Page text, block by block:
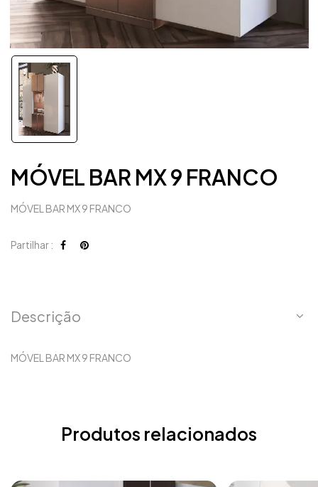
MÓVEL BAR MX 9 FRANCO
MÓVEL BAR MX 9 FRANCO
Partilhar :
Descrição
MÓVEL BAR MX 9 FRANCO
Produtos relacionados